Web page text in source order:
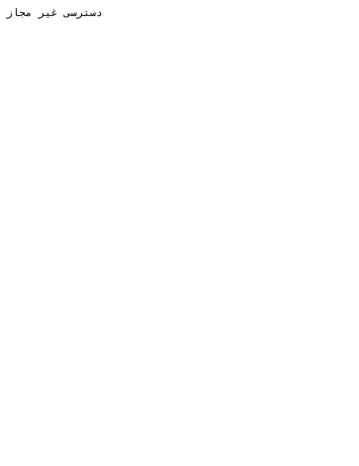
دسترسی غیر مجاز